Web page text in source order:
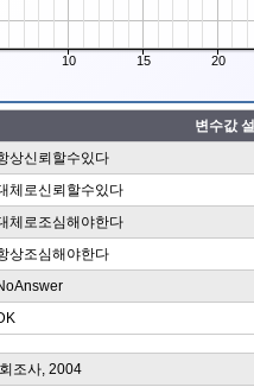
10 15 20
변수값
상신뢰할수있다
체로신뢰할수있다
체로조심해야한다
상조심해야한다
조사, 2004